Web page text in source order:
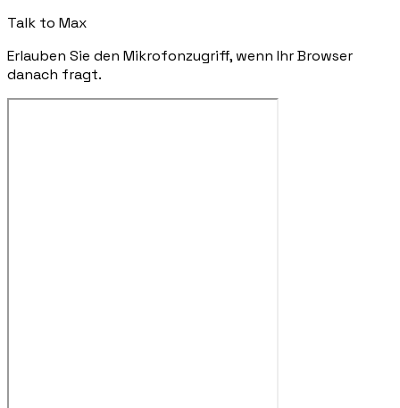
Talk to Max
Erlauben Sie den Mikrofonzugriff, wenn Ihr Browser
danach fragt.